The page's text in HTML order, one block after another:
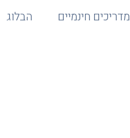
מדריכים חינמיים הבלוג